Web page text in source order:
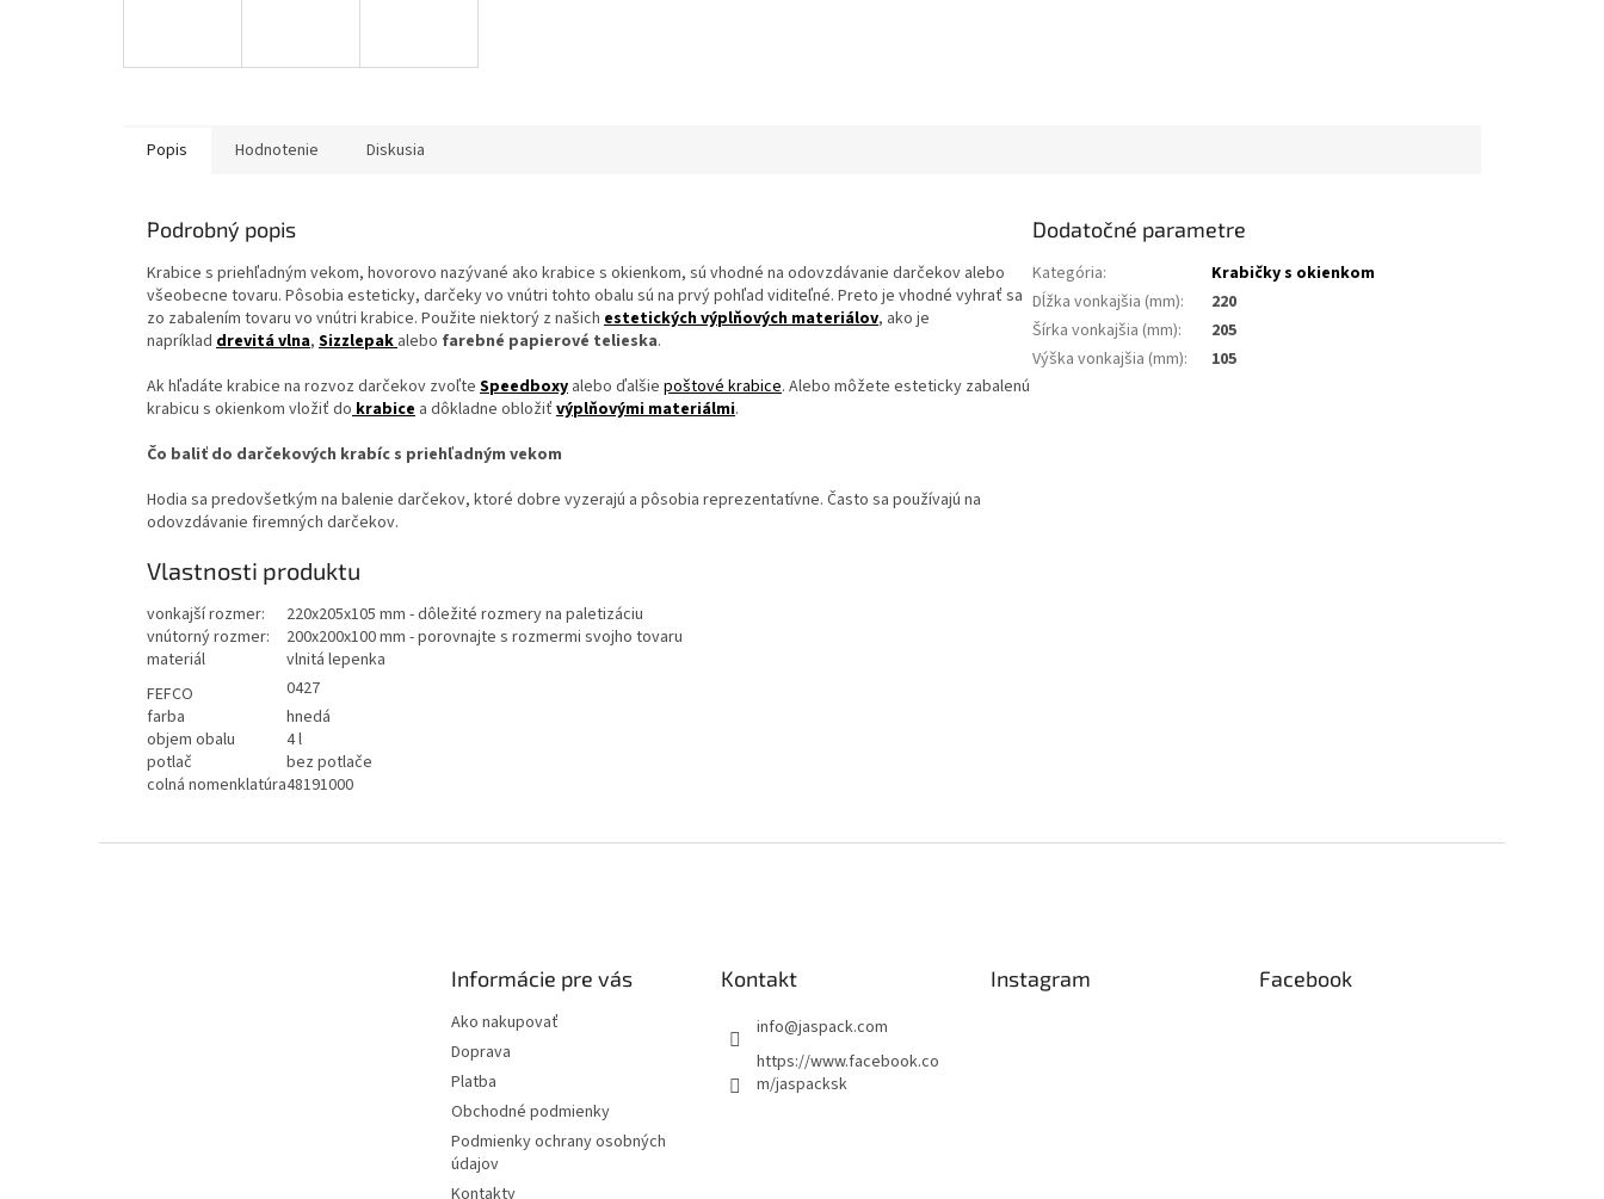
Popis Hodnotenie Diskusia
Podrobný popis
Krabice s priehľadným vekom, hovorovo nazývané ako krabice s okienkom, sú vhodné na odovzdávanie darčekov alebo
všeobecne tovaru. Pôsobia esteticky, darčeky vo vnútri tohto obalu sú na prvý pohľad viditeľné. Preto je vhodné vyhrať sa
zo zabalením tovaru vo vnútri krabice. Použite niektorý z našich estetických výplňových materiálov, ako je
napríklad drevitá vlna, Sizzlepak alebo farebné papierové telieska.
Ak hľadáte krabice na rozvoz darčekov zvoľte Speedboxy alebo ďalšie poštové krabice. Alebo môžete esteticky zabalenú
krabicu s okienkom vložiť do krabice a dôkladne obložiť výplňovými materiálmi.
Čo baliť do darčekových krabíc s priehľadným vekom
Hodia sa predovšetkým na balenie darčekov, ktoré dobre vyzerajú a pôsobia reprezentatívne. Často sa používajú na
odovzdávanie firemných darčekov.
Vlastnosti produktu
vonkajší rozmer:
220x205x105 mm - dôležité rozmery na paletizáciu
vnútorný rozmer:
200x200x100 mm - porovnajte s rozmermi svojho tovaru
materiál
vlnitá lepenka
FEFCO
0427
farba
hnedá
objem obalu
4 l
potlač
bez potlače
colná nomenklatúra48191000
Dodatočné parametre
Kategória:
Krabičky s okienkom
Dĺžka vonkajšia (mm):
220
Šírka vonkajšia (mm):
205
Výška vonkajšia (mm): 105
Informácie pre vás
Ako nakupovať
Doprava
Platba
Obchodné podmienky
Podmienky ochrany osobných
údajov
Kontakty
Kontakt
info@jaspack.com
https://www.facebook.co
m/jaspacksk
Instagram Facebook